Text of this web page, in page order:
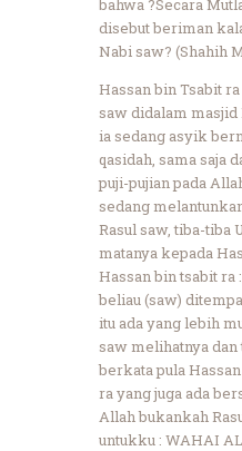
bahwa ?Secara
disebut beriman
Nabi saw? (Shahih
Hassan bin Tsabit
saw didalam
ia sedang asyik
qasidah, sama saja
puji-pujian pada
sedang
Rasul saw, tiba-
matanya kepada
Hassan bin tsabit ra
beliau (saw)
itu ada yang lebih
saw melihatnya
berkata pula
ra yang juga ada
Allah bukankah
untukku : WAHAI